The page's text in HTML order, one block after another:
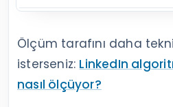
Ölçüm tarafını daha
isterseniz: LinkedIn
nasıl ölçüyor?